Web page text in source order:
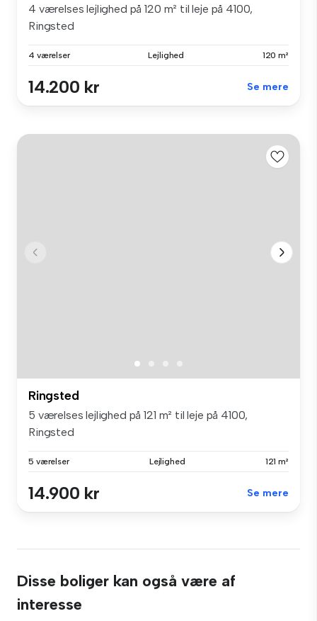
4 værelses lejlighed på 120 m² til leje på 4100,
Ringsted
4 værelser Lejlighed 120 m²
14.200 kr Se mere
Ringsted
5 værelses lejlighed på 121 m² til leje på 4100,
Ringsted
5 værelser Lejlighed 121 m²
14.900 kr Se mere
Disse boliger kan også være af
interesse